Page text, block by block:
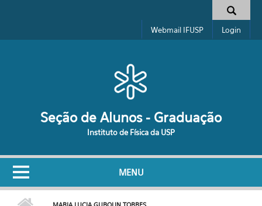
Formulário de busca
Webmail IFUSP Login
Seção de Alunos - Graduação
Instituto de Física da USP
MENU